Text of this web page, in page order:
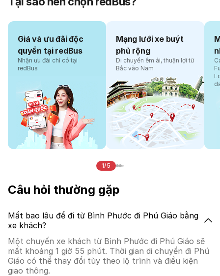
Giá và ưu đãi độc
quyền tại redBus
Nhận ưu đãi chỉ có tại
redBus
Mạng lưới xe buýt
phủ rộng
Di chuyển êm ái, thuận lợi từ
Bắc vào Nam
1/5
Câu hỏi thường gặp
Mất bao lâu để đi từ Bình Phước đi Phú Giáo bằng
xe khách?
Một chuyến xe khách từ Bình Phước đi Phú Giáo sẽ
mất khoảng 1 giờ 55 phút. Thời gian di chuyển đi Phú
Giáo có thể thay đổi tùy theo lộ trình và điều kiện
giao thông.